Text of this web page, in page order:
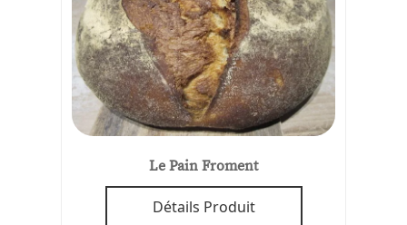
Le Pain Froment
Détails Produit